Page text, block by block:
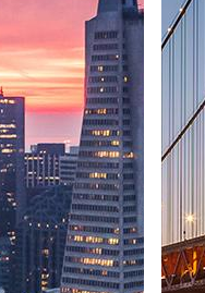
América
e grandes esperanças
o seu esplendor, feito de